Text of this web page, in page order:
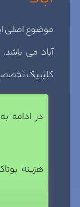
موضوع اصلی
آباد می
کلینیک
در ادامه
هزینه